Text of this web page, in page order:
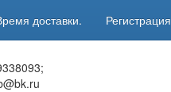
доставки. Регистрация